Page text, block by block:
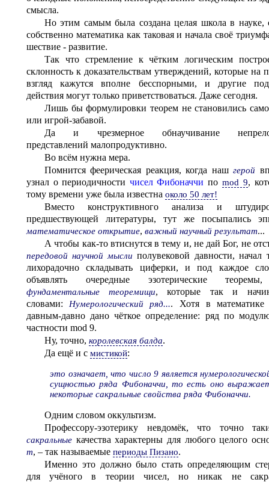
смысла.
Но этим самым была создана целая школа в науке,
собственно математика как таковая и начала своё
шествие - развитие.
Так что стремление к чётким логическим
склонность к доказательствам утверждений, которые на
взгляд кажутся вполне бесспорными, и другие
действия могут только приветствоваться. Даже сегодня.
Лишь бы формулировки теорем не становились
или игрой-забавой.
Да и чрезмерное обнаучивание
представлений малопродуктивно.
Во всём нужна мера.
Помнится феерическая реакция, когда наш герой
узнал о периодичности чисел Фибоначчи по mod 9,
тому времени уже была известна около 50 лет!
Вместо конструктивного анализа и
предшествующей литературы, тут же посыпались
математическое открытие, важный научный результат...
А чтобы как-то втиснутся в тему и, не дай Бог, не
передовой научной мысли полувековой давности, начал
лихорадочно складывать циферки, и под каждое сложение
объявлять очередные эзотерические
фундаментальные теоремищи, которые так и начинались
словами: Нумерологический ряд.... Хотя в математике
давным-давно дано чёткое определение: ряд по
частности mod 9.
Ну, точно, королевская балда.
Да ещё и с мистикой:
это означает, что число 9 является
сущностью ряда Фибоначчи, то есть оно
некоторые сакральные свойства ряда Фибоначчи.
Одним словом оккультизм.
Профессору-эзотерику невдомёк, что точно
сакральные качества характерны для любого целого
m, – так называемые периоды Пизано.
Именно это должно было стать определяющим
для учёного в теории чисел, но никак не сакрально-